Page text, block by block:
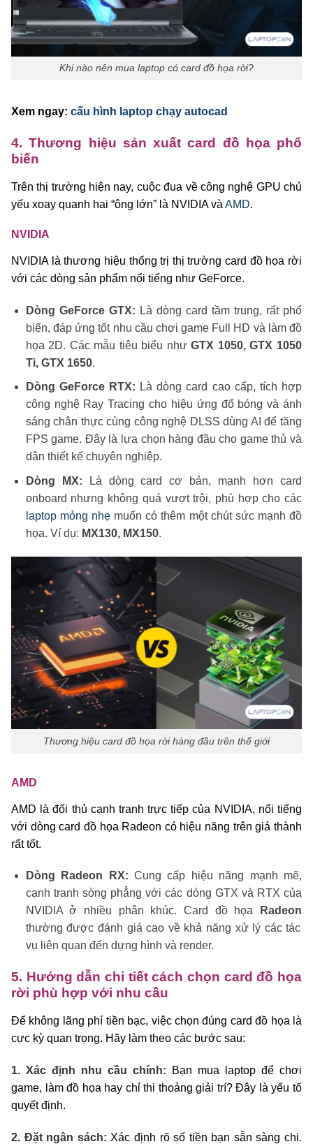
Khi nào nên mua laptop có card đồ họa rời?
Xem ngay: cấu hình laptop chạy autocad
4. Thương hiệu sản xuất card đồ họa phổ
biến
Trên thị trường hiện nay, cuộc đua về công nghệ GPU chủ
yếu xoay quanh hai “ông lớn” là NVIDIA và AMD.
NVIDIA
NVIDIA là thương hiệu thống trị thị trường card đồ họa rời
với các dòng sản phẩm nổi tiếng như GeForce.
Dòng GeForce GTX: Là dòng card tầm trung, rất phổ
biến, đáp ứng tốt nhu cầu chơi game Full HD và làm đồ
họa 2D. Các mẫu tiêu biểu nhưGTX 1050, GTX 1050
Ti, GTX 1650.
Dòng GeForce RTX: Là dòng card cao cấp, tích hợp
công nghệ Ray Tracing cho hiệu ứng đổ bóng và ánh
sáng chân thực cùng công nghệ DLSS dùng AI để tăng
FPS game. Đây là lựa chọn hàng đầu cho game thủ và
dân thiết kế chuyên nghiệp.
Dòng MX: Là dòng card cơ bản, mạnh hơn card
onboard nhưng không quá vượt trội, phù hợp cho các
laptop mỏng nhẹ muốn có thêm một chút sức mạnh đồ
họa. Ví dụ: MX130, MX150.
Thương hiệu card đồ họa rời hàng đầu trên thế giới
AMD
AMD là đối thủ cạnh tranh trực tiếp của NVIDIA, nổi tiếng
với dòng card đồ họa Radeon có hiệu năng trên giá thành
rất tốt.
Dòng Radeon RX: Cung cấp hiệu năng mạnh mẽ,
cạnh tranh sòng phẳng với các dòng GTX và RTX của
NVIDIA ở nhiều phân khúc. Card đồ họa
Radeon
thường được đánh giá cao về khả năng xử lý các tác
vụ liên quan đến dựng hình và render.
5. Hướng dẫn chi tiết cách chọn card đồ họa
rời phù hợp với nhu cầu
Để không lãng phí tiền bạc, việc chọn đúng card đồ họa là
cực kỳ quan trọng. Hãy làm theo các bước sau:
1. Xác định nhu cầu chính: Bạn mua laptop để chơi
game, làm đồ họa hay chỉ thi thoảng giải trí? Đây là yếu tố
quyết định.
2. Đặt ngân sách: Xác định rõ số tiền bạn sẵn sàng chi.